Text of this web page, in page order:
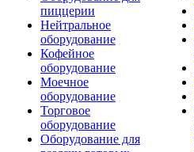
пиццерии
Нейтральное
оборудование
Кофейное
оборудование
Моечное
оборудование
Торговое
оборудование
Оборудование для